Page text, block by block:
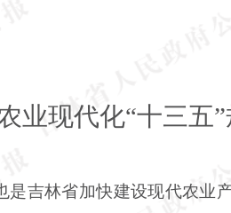
业现代化“十三五”
是吉林省加快建设现代农业